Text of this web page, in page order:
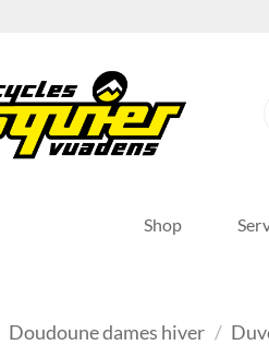
Shop
Doudoune dames hiver /